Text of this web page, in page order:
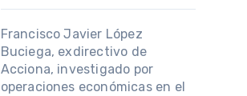
Francisco Javier López
Buciega, exdirectivo de
Acciona, investigado por
operaciones económicas en el